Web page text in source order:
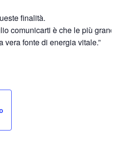
finalità.
comunicarti è che le più
vera fonte di energia vitale.”